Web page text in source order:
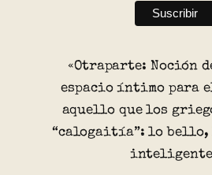
«Otraparte: Noción
espacio íntimo para
aquello que los
“calogaitía”: lo bello,